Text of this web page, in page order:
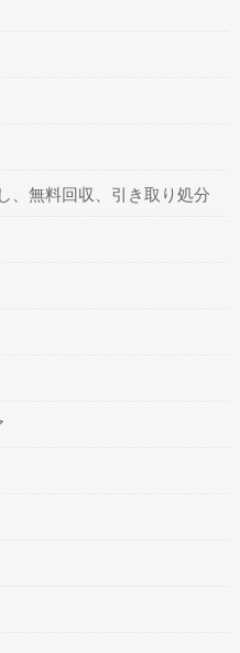
、無料回収、引き取り処分